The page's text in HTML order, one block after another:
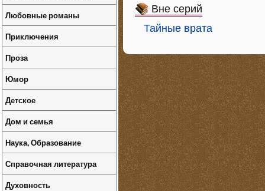
Вне серий
Тайные врата
Любовные романы
Приключения
Проза
Юмор
Детское
Дом и семья
Наука, Образование
Справочная литература
Духовность